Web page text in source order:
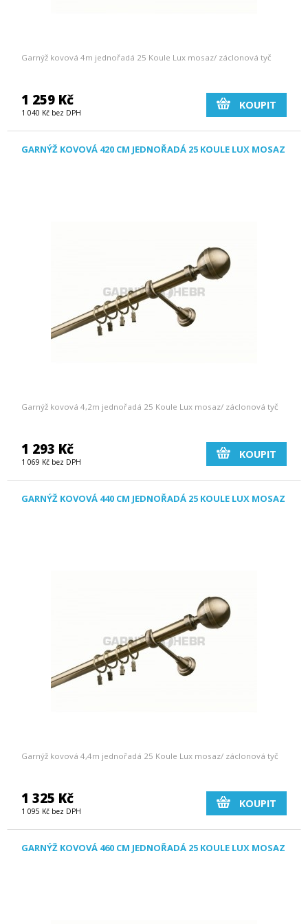
Garnýž kovová 4m jednořadá 25 Koule Lux mosaz/ záclonová tyč
1 259 Kč
1 040 Kč bez DPH
KOUPIT
GARNÝŽ KOVOVÁ 420 CM JEDNOŘADÁ 25 KOULE LUX MOSAZ
Garnýž kovová 4,2m jednořadá 25 Koule Lux mosaz/ záclonová tyč
1 293 Kč
1 069 Kč bez DPH
KOUPIT
GARNÝŽ KOVOVÁ 440 CM JEDNOŘADÁ 25 KOULE LUX MOSAZ
Garnýž kovová 4,4m jednořadá 25 Koule Lux mosaz/ záclonová tyč
1 325 Kč
1 095 Kč bez DPH
KOUPIT
GARNÝŽ KOVOVÁ 460 CM JEDNOŘADÁ 25 KOULE LUX MOSAZ